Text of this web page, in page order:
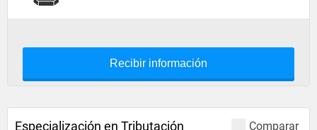
Recibir información
Comparar
Especialización en Tributación